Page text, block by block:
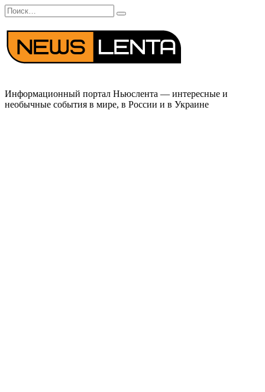
Перейти
к
содержанию
Search
for:
Информационный портал Ньюслента — интересные и
необычные события в мире, в России и в Украине